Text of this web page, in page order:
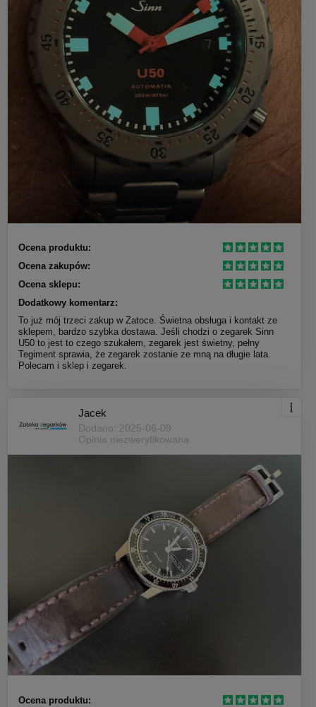
Ocena produktu:
Ocena zakupów:
Ocena sklepu:
Dodatkowy komentarz:
To już mój trzeci zakup w Zatoce. Świetna obsługa i kontakt ze
sklepem, bardzo szybka dostawa. Jeśli chodzi o zegarek Sinn
U50 to jest to czego szukałem, zegarek jest świetny, pełny
Tegiment sprawia, że zegarek zostanie ze mną na długie lata.
Polecam i sklep i zegarek.
Jacek
Dodano: 2025-06-09
Opinia niezweryfikowana
Ocena produktu: